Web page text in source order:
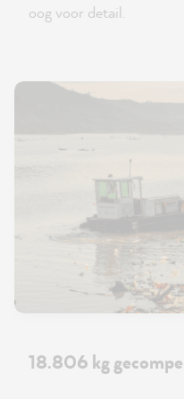
oog voor detail.
18.806 kg